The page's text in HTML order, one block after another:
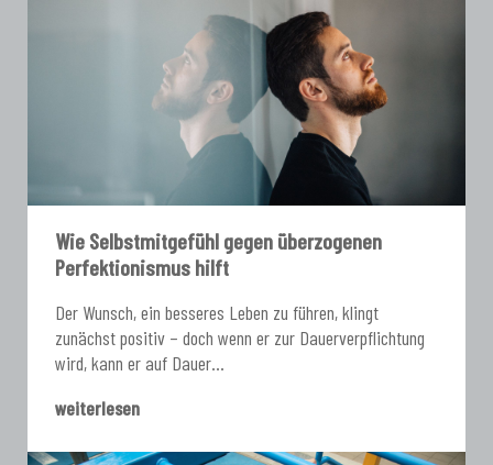
Wie Selbstmitgefühl gegen überzogenen
Perfektionismus hilft
Der Wunsch, ein besseres Leben zu führen, klingt
zunächst positiv – doch wenn er zur Dauerverpflichtung
wird, kann er auf Dauer...
weiterlesen